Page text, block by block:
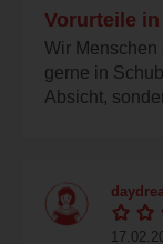
Vorurteile
Wir Menschen
gerne in
Absicht,